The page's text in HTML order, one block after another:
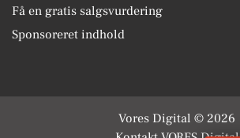
Få en gratis salgsvurdering
Sponsoreret indhold
Vores Digital © 2026